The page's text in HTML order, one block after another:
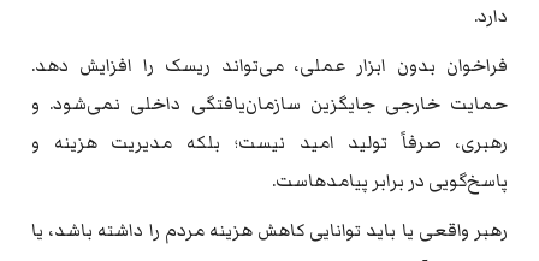
دارد.
فراخوان بدون ابزار عملی، می‌تواند ریسک را افزایش دهد.
حمایت خارجی جایگزین سازمان‌یافتگی داخلی نمی‌شود. و
رهبری، صرفاً تولید امید نیست؛ بلکه مدیریت هزینه و
پاسخ‌گویی در برابر پیامدهاست.
رهبر واقعی یا باید توانایی کاهش هزینه مردم را داشته باشد، یا